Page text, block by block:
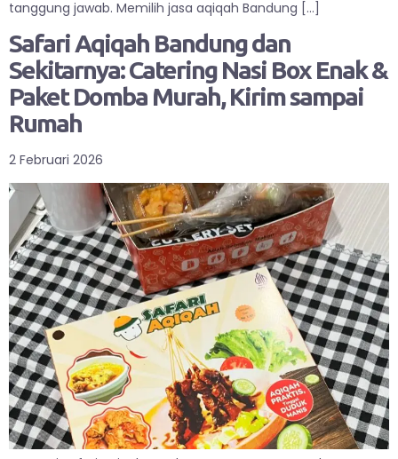
tanggung jawab. Memilih jasa aqiqah Bandung […]
Safari Aqiqah Bandung dan
Sekitarnya: Catering Nasi Box Enak &
Paket Domba Murah, Kirim sampai
Rumah
2 Februari 2026